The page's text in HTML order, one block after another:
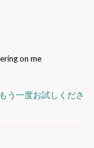
on me
う一度お試しくださ